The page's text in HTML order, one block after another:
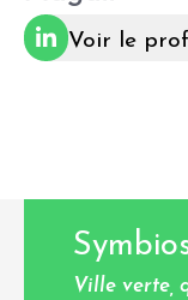
Voir le
Ville verte,